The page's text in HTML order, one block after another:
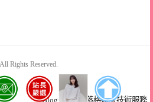
Rights Reserved.
Blogimove部落格搬家技術服務